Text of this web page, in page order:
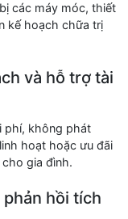
các máy móc, thiết
kế hoạch chữa trị
và hỗ trợ tài
phí, không phát
hoạt hoặc ưu đãi
gia đình.
hồi tích